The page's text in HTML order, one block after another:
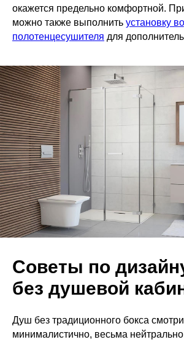
окажется предельно комфортной.
можно также выполнить установку
полотенцесушителя для
Советы по
без душевой
Душ без традиционного бокса
минималистично, весьма